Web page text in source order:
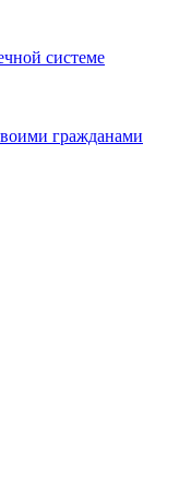
системе
гражданами